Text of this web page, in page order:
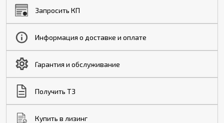
Запросить КП
Информация о доставке и оплате
Гарантия и обслуживание
Получить ТЗ
Купить в лизинг